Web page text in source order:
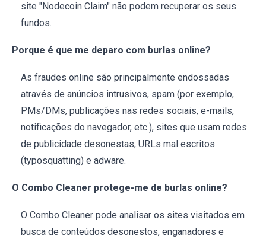
site "Nodecoin Claim" não podem recuperar os seus
fundos.
Porque é que me deparo com burlas online?
As fraudes online são principalmente endossadas
através de anúncios intrusivos, spam (por exemplo,
PMs/DMs, publicações nas redes sociais, e-mails,
notificações do navegador, etc.), sites que usam redes
de publicidade desonestas, URLs mal escritos
(typosquatting) e adware.
O Combo Cleaner protege-me de burlas online?
O Combo Cleaner pode analisar os sites visitados em
busca de conteúdos desonestos, enganadores e